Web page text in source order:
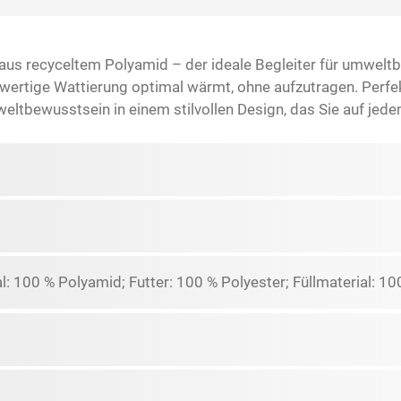
recyceltem Polyamid – der ideale Begleiter für
Wattierung optimal wärmt, ohne aufzutragen.
in einem stilvollen Design, das Sie auf
100 % Polyamid; Futter: 100 % Polyester; Füllmaterial: